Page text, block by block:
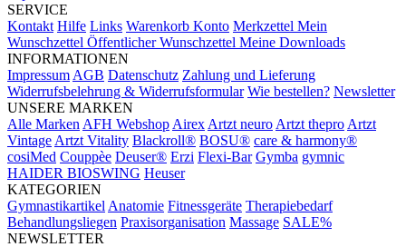
SERVICE
Kontakt Hilfe Links Warenkorb Konto Merkzettel Mein
Wunschzettel Öffentlicher Wunschzettel Meine Downloads
INFORMATIONEN
Impressum AGB Datenschutz Zahlung und Lieferung
Widerrufsbelehrung & Widerrufsformular Wie bestellen? Newsletter
UNSERE MARKEN
Alle Marken AFH Webshop Airex Artzt neuro Artzt thepro Artzt
Vintage Artzt Vitality Blackroll® BOSU® care & harmony®
cosiMed Couppèe Deuser® Erzi Flexi-Bar Gymba gymnic
HAIDER BIOSWING Heuser
KATEGORIEN
Gymnastikartikel Anatomie Fitnessgeräte Therapiebedarf
Behandlungsliegen Praxisorganisation Massage SALE%
NEWSLETTER